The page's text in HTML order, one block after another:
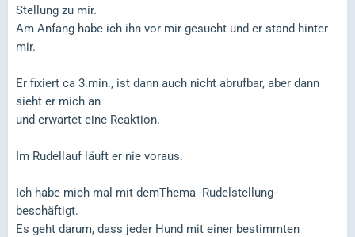
Stellung zu mir.
Am Anfang habe ich ihn vor mir gesucht und er stand hinter
mir.
Er fixiert ca 3.min., ist dann auch nicht abrufbar, aber dann
sieht er mich an
und erwartet eine Reaktion.
Im Rudellauf läuft er nie voraus.
Ich habe mich mal mit demThema -Rudelstellung-
beschäftigt.
Es geht darum, dass jeder Hund mit einer bestimmten